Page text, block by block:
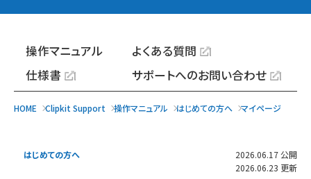
操作マニュアル
よくある質問
仕様書
サポートへのお問い合わせ
HOME Clipkit Support 操作マニュアル はじめての方へ マイページ
はじめての方へ
2026.06.17 公開
2026.06.23 更新